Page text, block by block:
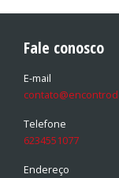
Fale conosco
E-mail
Telefone
6234551077
Endereço